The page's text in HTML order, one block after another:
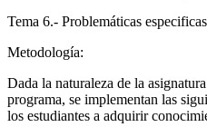
Tema 6.- Problemáticas
Metodología:
Dada la naturaleza de la
programa, se implementan las
los estudiantes a adquirir